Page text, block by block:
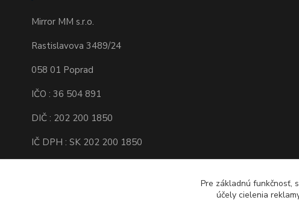
Mirror MM s.r.o.
Rastislavova 3489/24
058 01 Poprad
IČO : 36 504 891
DIČ : 202 200 1850
IČ DPH : SK 202 200 1850
Pre základnú funkčnosť,
účely cielenia